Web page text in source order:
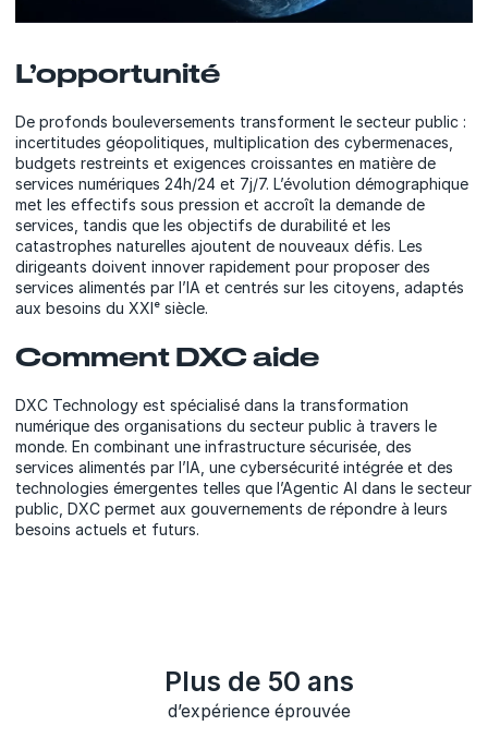
L’opportunité
De profonds bouleversements transforment le secteur public :
incertitudes géopolitiques, multiplication des cybermenaces,
budgets restreints et exigences croissantes en matière de
services numériques 24h/24 et 7j/7. L’évolution démographique
met les effectifs sous pression et accroît la demande de
services, tandis que les objectifs de durabilité et les
catastrophes naturelles ajoutent de nouveaux défis. Les
dirigeants doivent innover rapidement pour proposer des
services alimentés par l’IA et centrés sur les citoyens, adaptés
aux besoins du XXIᵉ siècle.
Comment DXC aide
DXC Technology est spécialisé dans la transformation
numérique des organisations du secteur public à travers le
monde. En combinant une infrastructure sécurisée, des
services alimentés par l’IA, une cybersécurité intégrée et des
technologies émergentes telles que l’Agentic AI dans le secteur
public, DXC permet aux gouvernements de répondre à leurs
besoins actuels et futurs.
Plus de 50 ans
d’expérience éprouvée